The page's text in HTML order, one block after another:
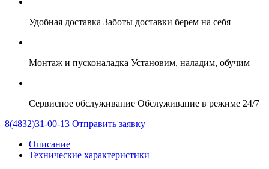
Удобная доставка Заботы доставки берем на себя
Монтаж и пусконаладка Установим, наладим, обучим
Сервисное обслуживание Обслуживание в режиме 24/7
8(4832)31-00-13 Отправить заявку
Описание
Технические характеристики